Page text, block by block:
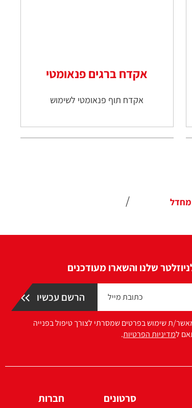
אקדח ברגים פנאומטי
אקדח תוף פנאומטי לשימוש
שלנו והשארו מעודכנים
ת שימוש בפרטים שמסרתי לצורך טיפול בפנייה
למדיניות הפרטיות.
סרטונים חברות